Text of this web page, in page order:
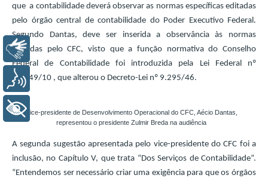
que a contabilidade deverá observar as normas específicas editadas
pelo órgão central de contabilidade do Poder Executivo Federal.
Segundo Dantas, deve ser inserida a observância às normas
editadas pelo CFC, visto que a função normativa do Conselho
Federal de Contabilidade foi introduzida pela Lei Federal nº
12.249/10 , que alterou o Decreto-Lei nº 9.295/46.
Vice-presidente de Desenvolvimento Operacional do CFC, Aécio Dantas,
representou o presidente Zulmir Breda na audiência
A segunda sugestão apresentada pelo vice-presidente do CFC foi a
inclusão, no Capítulo V, que trata “Dos Serviços de Contabilidade”.
“Entendemos ser necessário criar uma exigência para que os órgãos
Libras
Voz
+ Acessibilidade